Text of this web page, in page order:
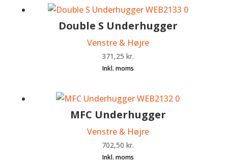
Double S Underhugger
Venstre & Højre
371,25kr.
MFC Underhugger
Venstre & Højre
702,50kr.